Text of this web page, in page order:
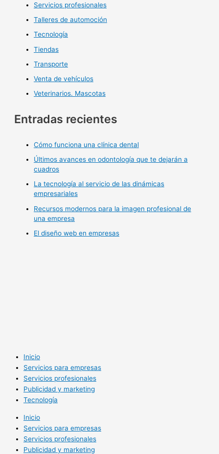
Servicios profesionales
Talleres de automoción
Tecnología
Tiendas
Transporte
Venta de vehículos
Veterinarios. Mascotas
Entradas recientes
Cómo funciona una clínica dental
Últimos avances en odontología que te dejarán a
cuadros
La tecnología al servicio de las dinámicas
empresariales
Recursos modernos para la imagen profesional de
una empresa
El diseño web en empresas
Inicio
Servicios para empresas
Servicios profesionales
Publicidad y marketing
Tecnología
Inicio
Servicios para empresas
Servicios profesionales
Publicidad y marketing